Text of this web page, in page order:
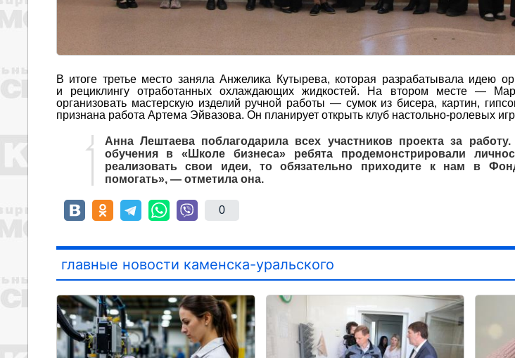
В итоге третье место заняла Анжелика Кутырева, которая разрабатывала идею
и рециклингу отработанных охлаждающих жидкостей. На втором месте —
организовать мастерскую изделий ручной работы — сумок из бисера, картин,
признана работа Артема Эйвазова. Он планирует открыть клуб настольно-ролевых
Анна Лештаева поблагодарила всех участников проекта за
обучения в «Школе бизнеса» ребята продемонстрировали
реализовать свои идеи, то обязательно приходите к нам в
помогать», — отметила она.
0
главные новости каменска-уральского